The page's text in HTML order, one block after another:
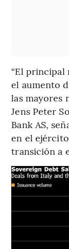
“El principal
el aumento
las mayores
Jens Peter
Bank AS,
en el
transición a